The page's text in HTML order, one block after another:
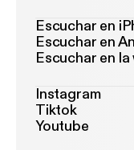
Escuchar en
Escuchar en
Escuchar en la
Instagram
Tiktok
Youtube